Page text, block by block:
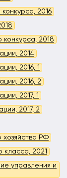
2016
конкурса, 2018
2014
2016, 1
2016, 2
2017, 1
2017, 2
хозяйства РФ
2021
управления и